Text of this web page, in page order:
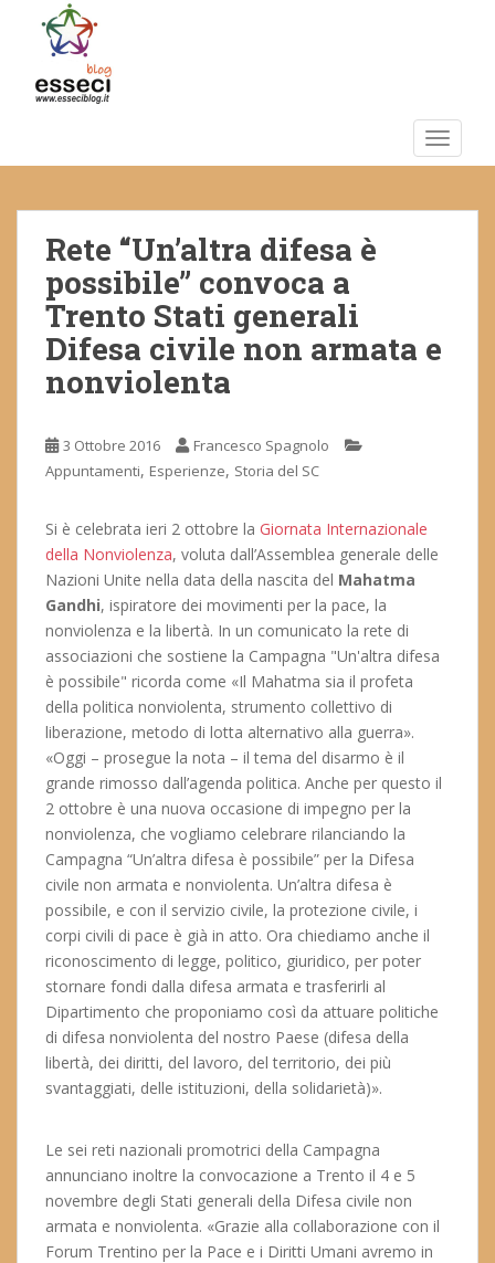
m
Rete “Un’altra difesa è
possibile” convoca a
Trento Stati generali
Difesa civile non armata e
nonviolenta
3 Ottobre 2016
Francesco Spagnolo
Appuntamenti, Esperienze, Storia del SC
Si è celebrata ieri 2 ottobre la Giornata Internazionale
della Nonviolenza, voluta dall’Assemblea generale delle
Nazioni Unite nella data della nascita del Mahatma
Gandhi, ispiratore dei movimenti per la pace, la
nonviolenza e la libertà. In un comunicato la rete di
associazioni che sostiene la Campagna "Un'altra difesa
è possibile" ricorda come «Il Mahatma sia il profeta
della politica nonviolenta, strumento collettivo di
liberazione, metodo di lotta alternativo alla guerra».
«Oggi – prosegue la nota – il tema del disarmo è il
grande rimosso dall’agenda politica. Anche per questo il
2 ottobre è una nuova occasione di impegno per la
nonviolenza, che vogliamo celebrare rilanciando la
Campagna “Un’altra difesa è possibile” per la Difesa
civile non armata e nonviolenta. Un’altra difesa è
possibile, e con il servizio civile, la protezione civile, i
corpi civili di pace è già in atto. Ora chiediamo anche il
riconoscimento di legge, politico, giuridico, per poter
stornare fondi dalla difesa armata e trasferirli al
Dipartimento che proponiamo così da attuare politiche
di difesa nonviolenta del nostro Paese (difesa della
libertà, dei diritti, del lavoro, del territorio, dei più
svantaggiati, delle istituzioni, della solidarietà)».
Le sei reti nazionali promotrici della Campagna
annunciano inoltre la convocazione a Trento il 4 e 5
novembre degli Stati generali della Difesa civile non
armata e nonviolenta. «Grazie alla collaborazione con il
Forum Trentino per la Pace e i Diritti Umani avremo in